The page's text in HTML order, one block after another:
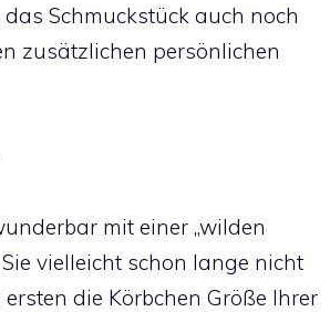
Schmuckstück auch noch
zusätzlichen persönlichen
mit einer „wilden
vielleicht schon lange nicht
die Körbchen Größe Ihrer